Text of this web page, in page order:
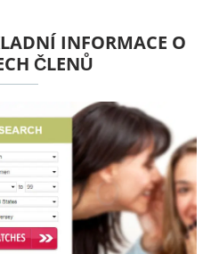
INFORMACE O
ČLENŮ